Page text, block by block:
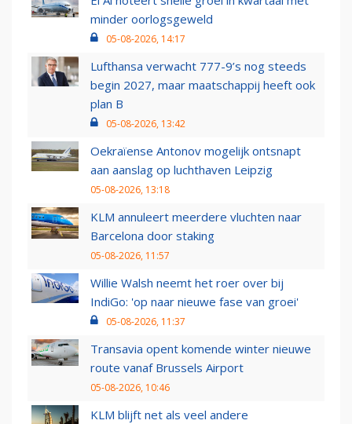
minder oorlogsgeweld
05-08-2026, 14:17
Lufthansa verwacht 777-9’s nog steeds
begin 2027, maar maatschappij heeft ook
plan B
05-08-2026, 13:42
Oekraïense Antonov mogelijk ontsnapt
aan aanslag op luchthaven Leipzig
05-08-2026, 13:18
KLM annuleert meerdere vluchten naar
Barcelona door staking
05-08-2026, 11:57
Willie Walsh neemt het roer over bij
IndiGo: 'op naar nieuwe fase van groei'
05-08-2026, 11:37
Transavia opent komende winter nieuwe
route vanaf Brussels Airport
05-08-2026, 10:46
KLM blijft net als veel andere